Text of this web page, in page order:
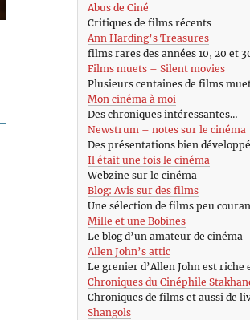
Abus de Ciné
Critiques de films récents
Ann Harding’s Treasures
films rares des années 10, 20 et
Films muets – Silent movies
Plusieurs centaines de films
Mon cinéma à moi
Des chroniques intéressantes…
Newstrum – notes sur le cinéma
Des présentations bien
Il était une fois le cinéma
Webzine sur le cinéma
Blog: Avis sur des films
Une sélection de films peu
Mille et une Bobines
Le blog d’un amateur de cinéma
Allen John’s attic
Le grenier d’Allen John est riche
Chroniques du Cinéphile
Chroniques de films et aussi de
Shangols